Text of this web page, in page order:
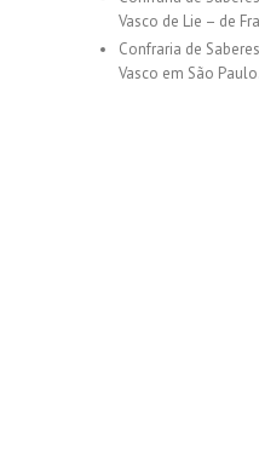
Vasco de Lie – de
Confraria de
Vasco em São